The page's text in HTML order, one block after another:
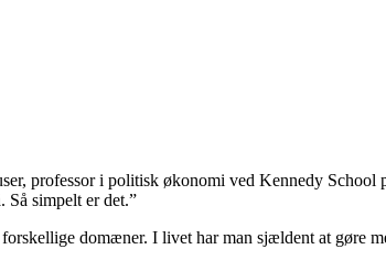
professor i politisk økonomi ved Kennedy
Så simpelt er det.”
domæner. I livet har man sjældent at gøre